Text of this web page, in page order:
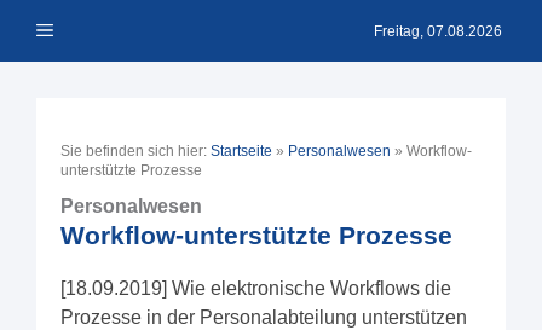
Inhalt Menü Freitag, 07.08.2026
Sie befinden sich hier: Startseite » Personalwesen » Workflow-
unterstützte Prozesse
Personalwesen
Workflow-unterstützte Prozesse
[18.09.2019] Wie elektronische Workflows die
Prozesse in der Personalabteilung unterstützen